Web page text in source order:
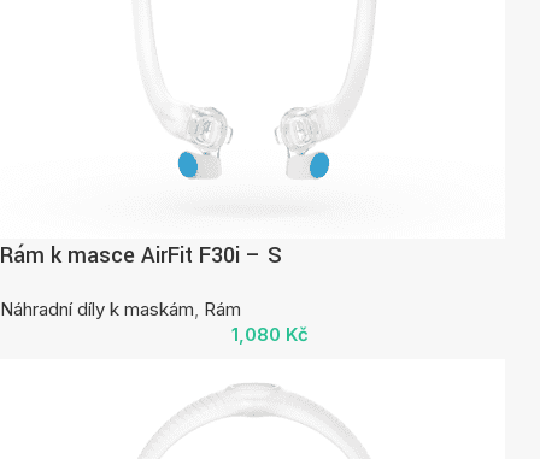
Rám k masce AirFit F30i – S
Náhradní díly k maskám, Rám
1,080 Kč